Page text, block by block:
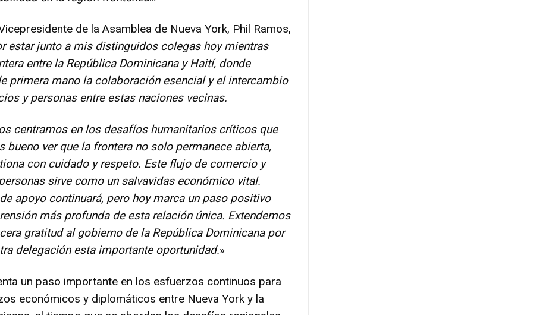
de la Asamblea de Nueva York, Phil Ramos,
estar junto a mis distinguidos colegas hoy mientras
entre la República Dominicana y Haití, donde
primera mano la colaboración esencial y el intercambio
y personas entre estas naciones vecinas.
centramos en los desafíos humanitarios críticos que
bueno ver que la frontera no solo permanece abierta,
con cuidado y respeto. Este flujo de comercio y
sirve como un salvavidas económico vital.
apoyo continuará, pero hoy marca un paso positivo
más profunda de esta relación única. Extendemos
gratitud al gobierno de la República Dominicana por
delegación esta importante oportunidad.»
un paso importante en los esfuerzos continuos para
económicos y diplomáticos entre Nueva York y la